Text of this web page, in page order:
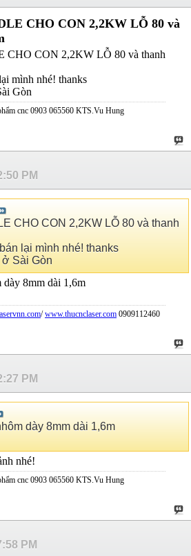
CHO CON 2,2KW LỖ 80 và
CON 2,2KW LỖ 80 và thanh
mình nhé! thanks
Gòn
cnc 0903 065560 KTS.Vu Hung
PM
CHO CON 2,2KW LỖ 80 và thanh
lại mình nhé! thanks
ở Sài Gòn
dày 8mm dài 1,6m
/www.thucnclaser.com 0909112460
PM
dày 8mm dài 1,6m
nhé!
cnc 0903 065560 KTS.Vu Hung
PM